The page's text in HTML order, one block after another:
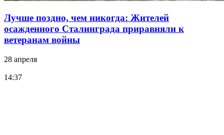
Лучше поздно, чем никогда: Жителей
осажденного Сталинграда приравняли к
ветеранам войны
28 апреля
14:37